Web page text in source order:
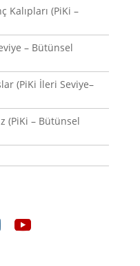
Kalıpları (PiKi –
– Bütünsel
(PiKi İleri Seviye–
(PiKi – Bütünsel